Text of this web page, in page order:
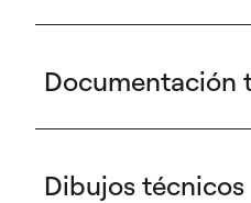
Documentación
Dibujos técnicos